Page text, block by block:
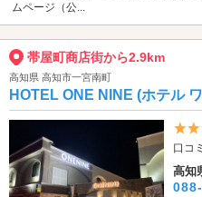
ムページ（公...
帯屋町商店街から2.9km
高知県 高知市一宮南町
HOTEL ONE NINE (ホテル
口コ
高知